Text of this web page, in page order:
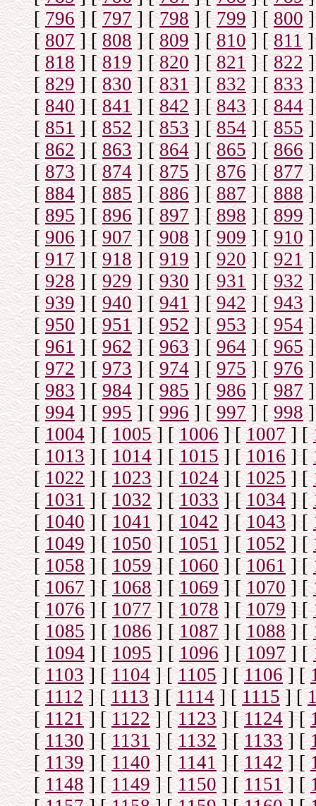
[796] [797] [798] [799] [ 800]
[807] [808] [809] [810] [811]
[818] [819] [820] [821] [822]
[829] [830] [831] [832] [833]
[840] [841] [842] [843] [844]
[851] [852] [853] [854] [ 855]
[862] [863] [864] [865] [866]
[873] [874] [875] [876] [877]
[884] [885] [886] [887] [888]
[895] [896] [897] [898] [899]
[906] [907] [908] [909] [910]
[917] [918] [ 919] [920] [921]
[928] [929] [930] [931] [932]
[939] [940] [941] [942] [943]
[950] [951] [952] [953] [954]
[961] [962] [963] [964] [965]
[972] [973] [974] [975] [976]
[983] [984] [985] [986] [987]
[994] [995] [996] [997] [998]
[1004] [1005] [1006] [1007] [
[1013] [1014] [1015] [1016] [
[1022] [1023] [1024] [1025] [
[1031] [1032] [1033 ] [1034] [
[1040] [1041] [1042] [1043] [
[1049] [1050] [1051] [1052] [
[1058] [1059] [1060] [1061] [
[1067] [1068] [1069] [1070] [
[1076] [1077] [1078] [1079] [
[1085] [1086] [1087] [1088] [
[1094] [1095] [1096 ] [1097] [
[1103] [1104] [1105] [1106] [
[1112] [1113] [1114] [1115] [
[1121] [1122] [1123] [1124] [
[1130] [1131] [1132] [1133] [
[1139] [1140] [1141] [1142] [
[1148] [1149] [1150] [1151] [